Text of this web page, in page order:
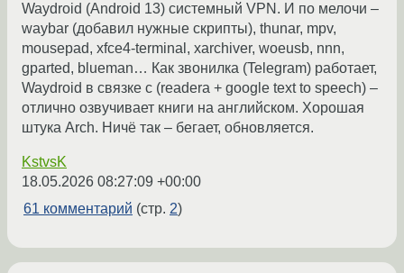
Waydroid (Android 13) системный VPN. И по мелочи –
waybar (добавил нужные скрипты), thunar, mpv,
mousepad, xfce4-terminal, xarchiver, woeusb, nnn,
gparted, blueman… Как звонилка (Telegram) работает,
Waydroid в связке с (readera + google text to speech) –
отлично озвучивает книги на английском. Хорошая
штука Arch. Ничё так – бегает, обновляется.
KstvsK
18.05.2026 08:27:09 +00:00
61 комментарий (стр. 2)